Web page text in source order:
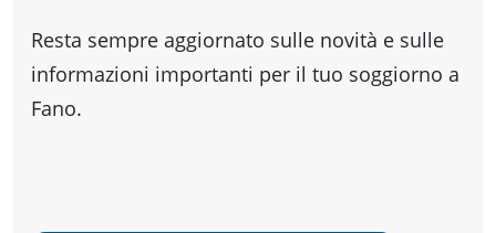
Resta sempre aggiornato sulle novità e sulle
informazioni importanti per il tuo soggiorno a
Fano.